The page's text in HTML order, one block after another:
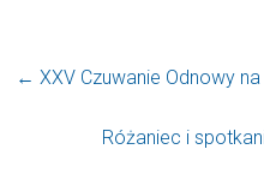
← XXV Czuwanie Odnowy
Różaniec i